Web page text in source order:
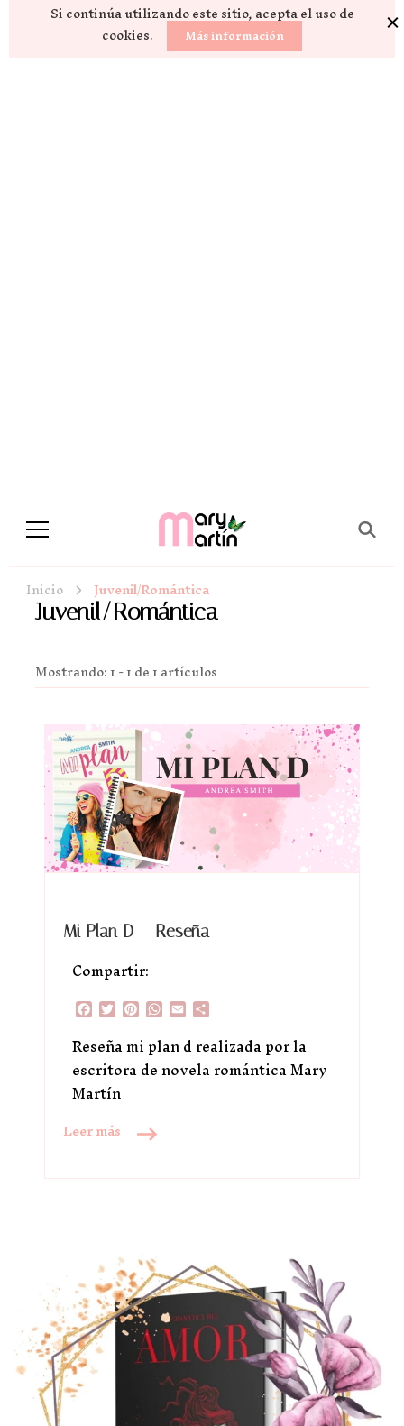
Si continúa utilizando este sitio, acepta el uso de
cookies. Más información
Novela Romántica y Lifestyle
Inicio Juvenil/Romántica
Juvenil/Romántica
Mostrando: 1 - 1 de 1 artículos
Mi Plan D – Reseña
Compartir:
Facebook
Twitter
Pinterest
WhatsApp
Email
Reseña mi plan d realizada por la
escritora de novela romántica Mary
Martín
Leer más